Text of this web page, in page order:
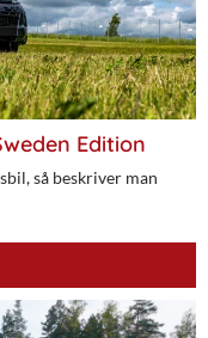
Edition
så beskriver man